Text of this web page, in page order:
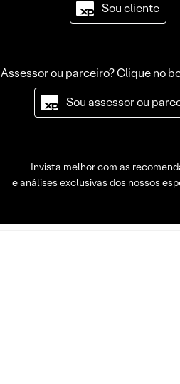
Sou cliente
Assessor ou parceiro? Clique no
Sou assessor ou
Invista melhor com as
e análises exclusivas dos nossos